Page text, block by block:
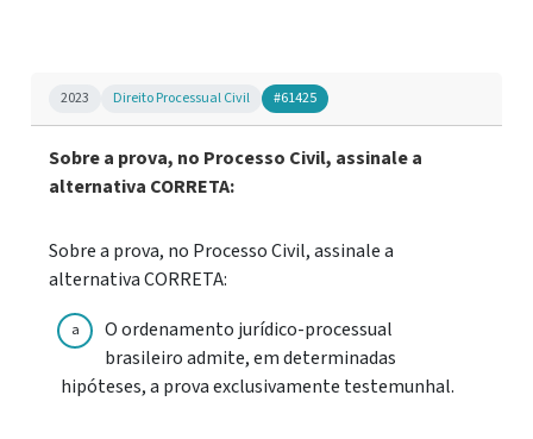
2023 Direito Processual Civil #61425
Sobre a prova, no Processo Civil, assinale a
alternativa CORRETA:
Sobre a prova, no Processo Civil, assinale a
alternativa CORRETA:
a
O ordenamento jurídico-processual
brasileiro admite, em determinadas
hipóteses, a prova exclusivamente testemunhal.